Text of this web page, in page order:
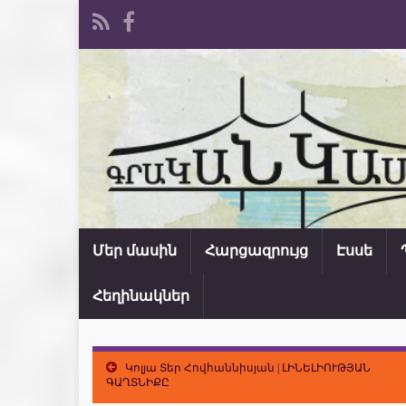
Մեր մասին Հարցազրույց Էսսե
Հեղինակներ
Կոլյա Տեր Հովհաննիսյան | ԼԻՆԵԼԻՈՒԹՅԱՆ
ԳԱՂՏՆԻՔԸ